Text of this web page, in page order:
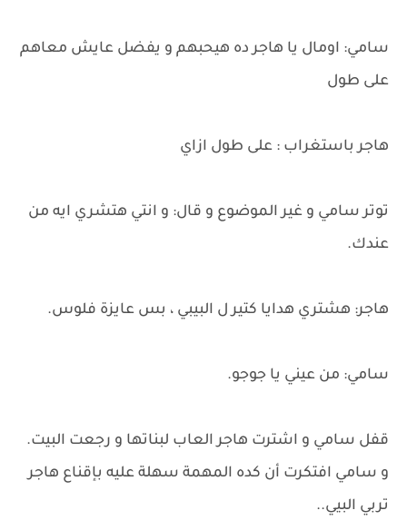
سامي: اومال يا هاجر ده هيحبهم و يفضل عايش معاهم
على طول
هاجر باستغراب : على طول ازاي
توتر سامي و غير الموضوع و قال: و انتي هتشري ايه من
عندك.
هاجر: هشتري هدايا كتير ل البيبي ، بس عايزة فلوس.
سامي: من عيني يا جوجو.
قفل سامي و اشترت هاجر العاب لبناتها و رجعت البيت.
و سامي افتكرت أن كده المهمة سهلة عليه بإقناع هاجر
تربي البيي..